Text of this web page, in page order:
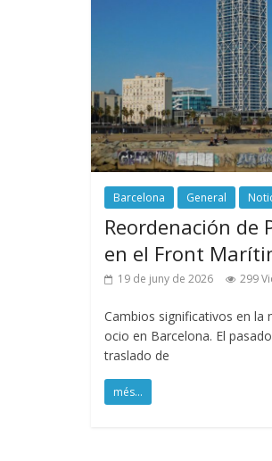
Barcelona General
Reordenación de
en el Front
19 de juny de 2026 299
Cambios significativos en la
ocio en Barcelona. El
traslado de
més...